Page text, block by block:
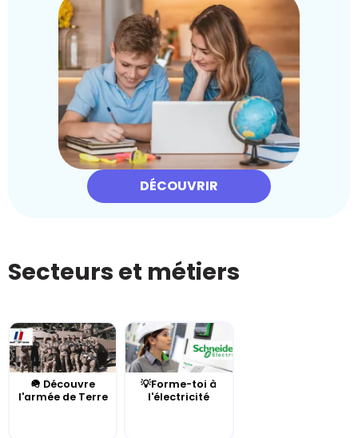
DÉCOUVRIR
Secteurs et métiers
🪖 Découvre
l'armée de Terre
💡Forme-toi à
l'électricité